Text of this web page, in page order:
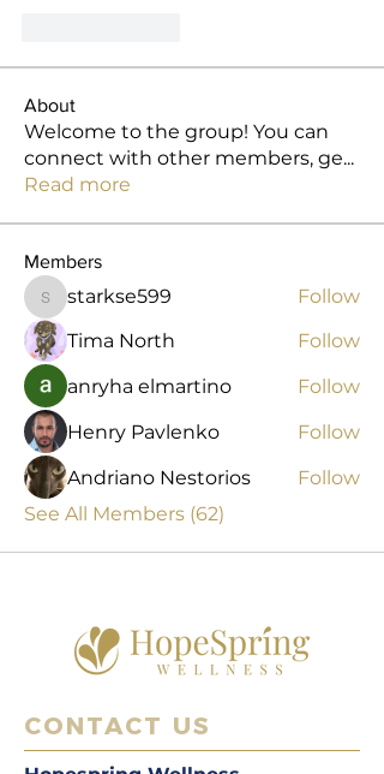
About
Welcome to the group! You can
connect with other members, ge...
Read more
Members
starkse599
starkse599
Follow
Tima North
Follow
anryha elmartino
Follow
Henry Pavlenko
Follow
Andriano Nestorios
Follow
See All Members (62)
CONTACT US